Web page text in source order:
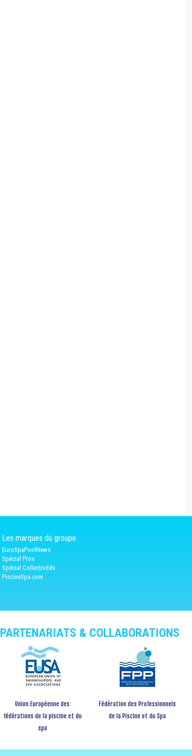
Les marques du groupe
EuroSpaPoolNews
Spécial Pros
Spécial Collectivités
PiscineSpa.com
PARTENARIATS & COLLABORATIONS
Union Européenne des
fédérations de la piscine et du
spa
Fédération des Professionnels
de la Piscine et du Spa